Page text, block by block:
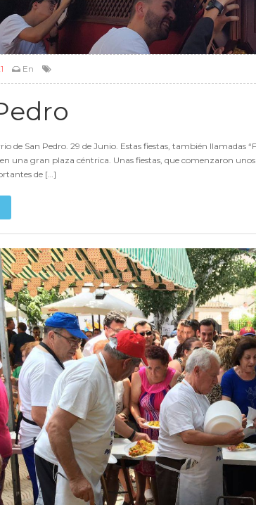
En
de San Pedro. 29 de Junio. Estas fiestas, también llamadas
una gran plaza céntrica. Unas fiestas, que comenzaron
de […]